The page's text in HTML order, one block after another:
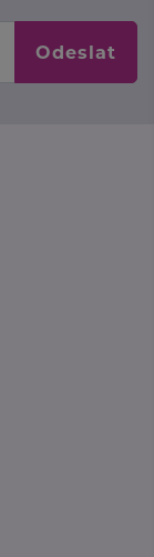
Odeslat